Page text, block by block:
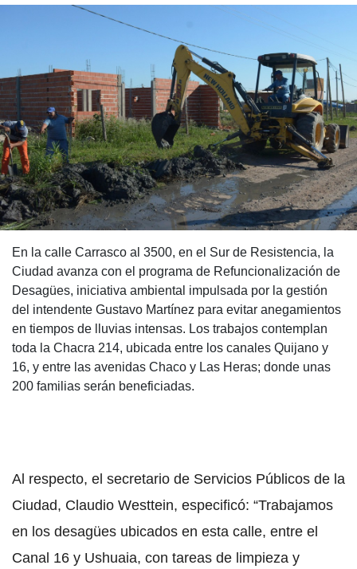
En la calle Carrasco al 3500, en el Sur de Resistencia, la
Ciudad avanza con el programa de Refuncionalización de
Desagües, iniciativa ambiental impulsada por la gestión
del intendente Gustavo Martínez para evitar anegamientos
en tiempos de lluvias intensas. Los trabajos contemplan
toda la Chacra 214, ubicada entre los canales Quijano y
16, y entre las avenidas Chaco y Las Heras; donde unas
200 familias serán beneficiadas.
Al respecto, el secretario de Servicios Públicos de la
Ciudad, Claudio Westtein, especificó: “Trabajamos
en los desagües ubicados en esta calle, entre el
Canal 16 y Ushuaia, con tareas de limpieza y